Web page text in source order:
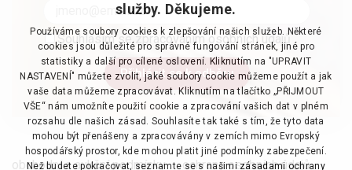
Souhlasím se zpracováním osobních údajů
obchodní a aukční podmínky · ochrana osobních údajů ·
služby. Děkujeme.
Používáme soubory cookies k zlepšování našich služeb. Některé
cookies jsou důležité pro správné fungování stránek, jiné pro
statistiky a další pro cílené oslovení. Kliknutím na "UPRAVIT
NASTAVENÍ" můžete zvolit, jaké soubory cookie můžeme použít a jak
vaše data můžeme zpracovávat. Kliknutím na tlačítko „PŘIJMOUT
VŠE“ nám umožníte použití cookie a zpracování vašich dat v plném
rozsahu dle našich zásad. Souhlasíte tak také s tím, že tyto data
mohou být přenášeny a zpracovávány v zemích mimo Evropský
hospodářský prostor, kde mohou platit jiné podmínky zabezpečení.
Než budete pokračovat, seznamte se s našimizásadami ochrany